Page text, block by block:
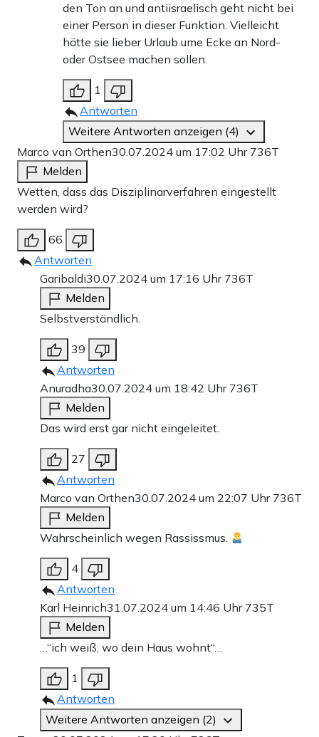
den Ton an und antiisraelisch geht nicht bei
einer Person in dieser Funktion. Vielleicht
hätte sie lieber Urlaub ume Ecke an Nord-
oder Ostsee machen sollen.
1
Antworten
Weitere Antworten anzeigen (4)
Marco van Orthen30.07.2024 um 17:02 Uhr 736T
Melden
Wetten, dass das Disziplinarverfahren eingestellt
werden wird?
66
Antworten
Garibaldi30.07.2024 um 17:16 Uhr 736T
Melden
Selbstverständlich.
39
Antworten
Anuradha30.07.2024 um 18:42 Uhr 736T
Melden
Das wird erst gar nicht eingeleitet.
27
Antworten
Marco van Orthen30.07.2024 um 22:07 Uhr 736T
Melden
Wahrscheinlich wegen Rassissmus.
4
Antworten
Karl Heinrich31.07.2024 um 14:46 Uhr 735T
Melden
…“ich weiß, wo dein Haus wohnt“…
1
Antworten
Weitere Antworten anzeigen (2)